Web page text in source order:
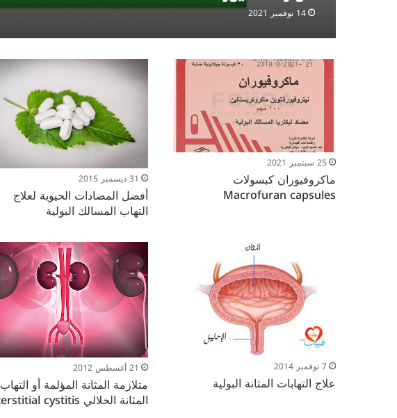
14 نوفمبر 2021
25 سبتمبر 2021
ماكروفيوران كبسولات
Macrofuran capsules
31 ديسمبر 2015
أفضل المضادات الحيوية لعلاج
التهاب المسالك البولية
7 نوفمبر 2014
علاج التهابات المثانة البولية
21 أغسطس 2012
متلازمة المثانة المؤلمة أو التهاب
المثانة الخلالي Interstitial cystitis